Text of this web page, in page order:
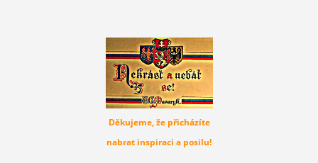
Děkujeme, že přicházíte
nabrat inspiraci a posilu!